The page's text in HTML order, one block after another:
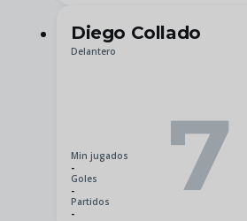
Diego Collado
Delantero
Min jugados
-
Goles
-
Partidos
-
7